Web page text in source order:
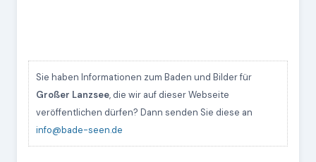
Sie haben Informationen zum Baden und Bilder für
Großer Lanzsee, die wir auf dieser Webseite
veröffentlichen dürfen? Dann senden Sie diese an
info@bade-seen.de